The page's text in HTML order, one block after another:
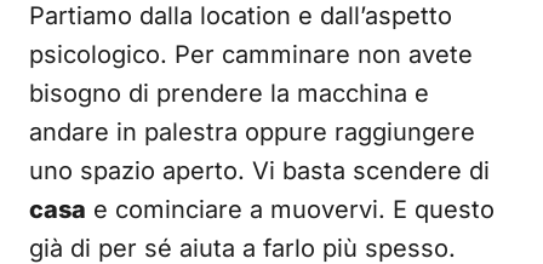
Partiamo dalla location e dall’aspetto
psicologico. Per camminare non avete
bisogno di prendere la macchina e
andare in palestra oppure raggiungere
uno spazio aperto. Vi basta scendere di
casa e cominciare a muovervi. E questo
già di per sé aiuta a farlo più spesso.